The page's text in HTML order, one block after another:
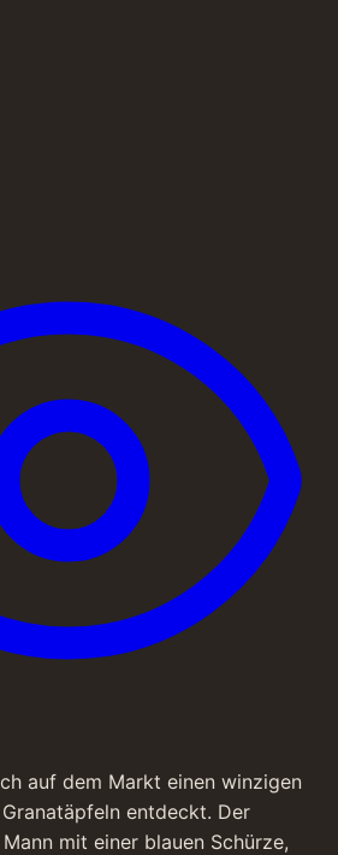
auf dem Markt einen winzigen
entdeckt. Der
mit einer blauen Schürze,